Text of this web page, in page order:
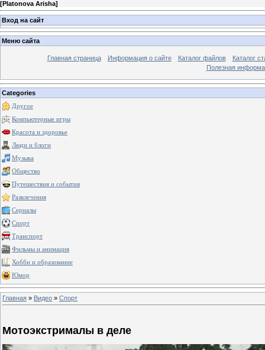
[Platonova Arisha]
Вход на сайт
Меню сайта
Главная страница Информация о сайте Каталог файлов
Каталог
Полезная
Categories
Другое
Компьютерные игры
Красота и здоровье
Люди и блоги
Музыка
Общество
Путешествия и события
Развлечения
Сериалы
Спорт
Транспорт
Фильмы и анимация
Хобби и образование
Юмор
Главная » Видео » Спорт
Мотоэкстрималы в деле